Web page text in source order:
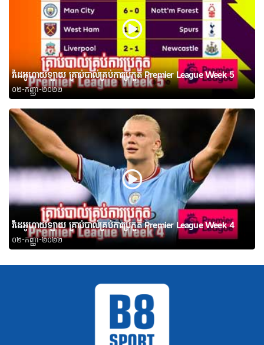
វីដេអូហាយឡាយ គ្រាប់បាល់គ្រប់ការប្រកួត Premier League Week 5
០២-កញ្ញា-២០២២
វីដេអូហាយឡាយ គ្រាប់បាល់គ្រប់ការប្រកួត Premier League Week 4
០២-កញ្ញា-២០២២